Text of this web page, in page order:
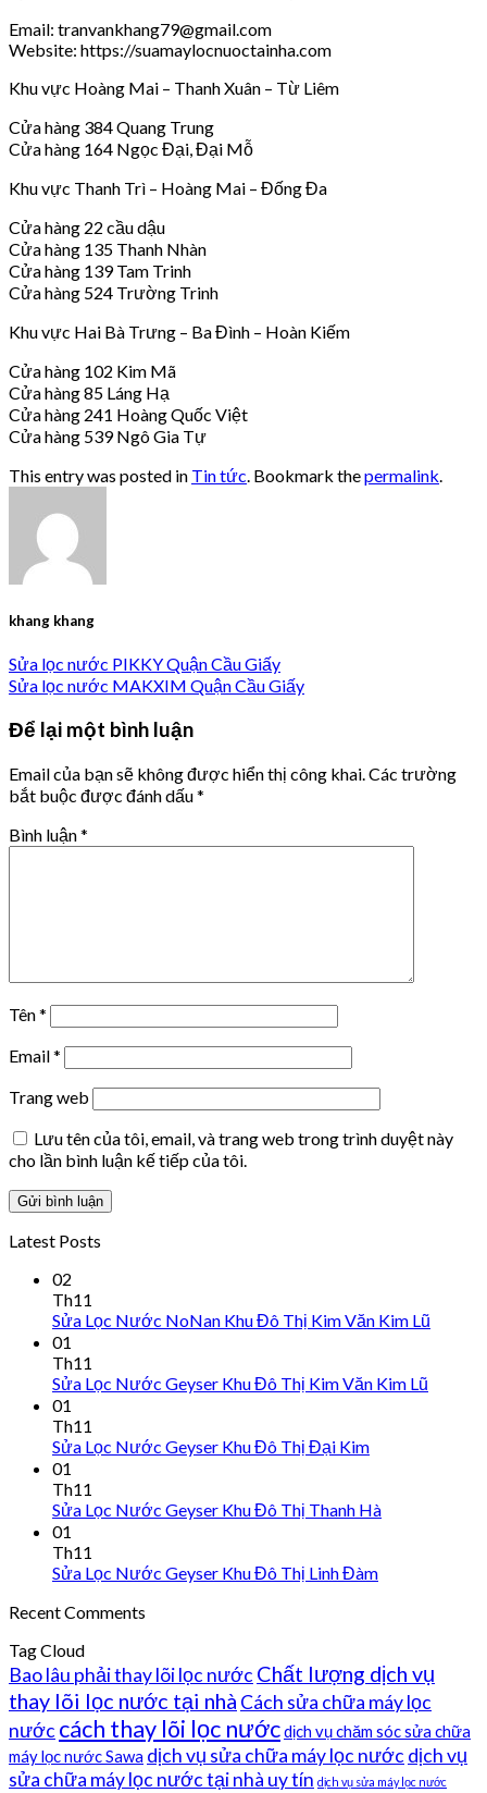
Email: tranvankhang79@gmail.com
Website: https://suamaylocnuoctainha.com
Khu vực Hoàng Mai – Thanh Xuân – Từ Liêm
Cửa hàng 384 Quang Trung
Cửa hàng 164 Ngọc Đại, Đại Mỗ
Khu vực Thanh Trì – Hoàng Mai – Đống Đa
Cửa hàng 22 cầu dậu
Cửa hàng 135 Thanh Nhàn
Cửa hàng 139 Tam Trinh
Cửa hàng 524 Trường Trinh
Khu vực Hai Bà Trưng – Ba Đình – Hoàn Kiếm
Cửa hàng 102 Kim Mã
Cửa hàng 85 Láng Hạ
Cửa hàng 241 Hoàng Quốc Việt
Cửa hàng 539 Ngô Gia Tự
This entry was posted in Tin tức . Bookmark thepermalink
khang khang
Sửa lọc nước PIKKY Quận Cầu Giấy
Sửa lọc nước MAKXIM Quận Cầu Giấy
Để lại một bình luận
Email của bạn sẽ không được hiển thị công khai. Các trường
bắt buộc được đánh dấu*
Bình luận*
Tên*
Email*
Trang web
Lưu tên của tôi, email, và trang web trong trình duyệt này
cho lần bình luận kế tiếp của tôi.
Latest Posts
02
Th11
Sửa Lọc Nước NoNan Khu Đô Thị Kim Văn Kim Lũ
01
Th11
Sửa Lọc Nước Geyser Khu Đô Thị Kim Văn Kim Lũ
01
Th11
Sửa Lọc Nước Geyser Khu Đô Thị Đại Kim
01
Th11
Sửa Lọc Nước Geyser Khu Đô Thị Thanh Hà
01
Th11
Sửa Lọc Nước Geyser Khu Đô Thị Linh Đàm
Recent Comments
Tag Cloud
Bao lâu phải thay lõi lọc nước Chất lượng dịch vụ
thay lõi lọc nước tại nhà Cách sửa chữa máy lọc
nước cách thay lõi lọc nướcdịch vụ chăm sóc sửa chữa
máy lọc nước Sawa dịch vụ sửa chữa máy lọc nước dịch vụ
sửa chữa máy lọc nước tại nhà uy tín dịch vụ sửa máy lọc nước